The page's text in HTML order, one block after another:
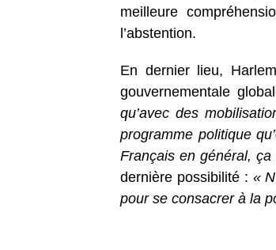
meilleure
l’abstention.
En dernier lieu,
gouvernementale
qu’avec des
programme politique
Français en général,
dernière possibilité : «
pour se consacrer à la